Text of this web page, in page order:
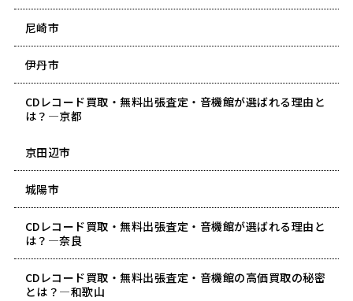
尼崎市
伊丹市
CDレコード買取・無料出張査定・音機館が選ばれる理由と
は？―京都
京田辺市
城陽市
CDレコード買取・無料出張査定・音機館が選ばれる理由と
は？―奈良
CDレコード買取・無料出張査定・音機館の高価買取の秘密
とは？―和歌山